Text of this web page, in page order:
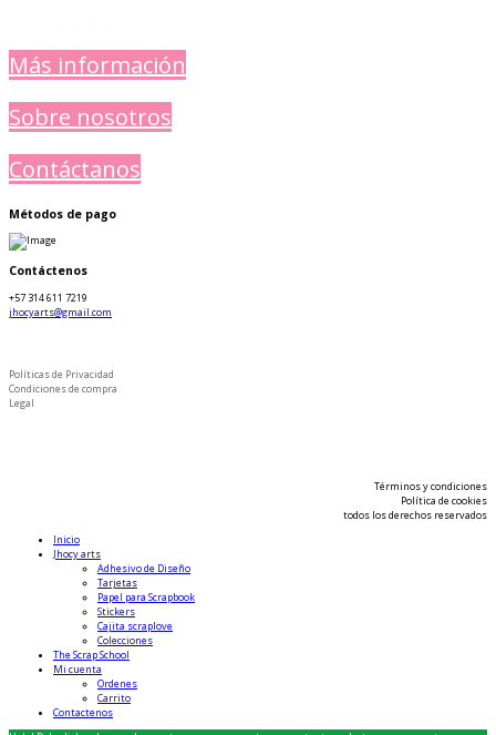
Más información
Sobre nosotros
Contáctanos
Métodos de pago
Contáctenos
+57 314 611 7219
jhocyarts@gmail.com
Políticas de Privacidad
Condiciones de compra
Legal
Términos y condiciones
Política de cookies
todos los derechos reservados
Inicio
Jhocy arts
Adhesivo de Diseño
Tarjetas
Papel para Scrapbook
Stickers
Cajita scraplove
Colecciones
The Scrap School
Mi cuenta
Ordenes
Carrito
Contactenos